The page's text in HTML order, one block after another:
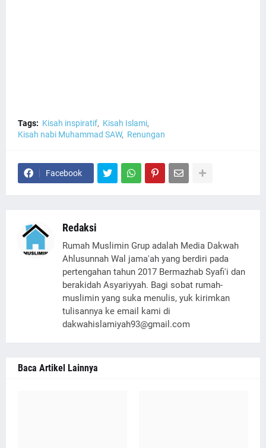
Tags: Kisah inspiratif
Kisah Islami
Kisah nabi Muhammad SAW
Renungan
Facebook
Redaksi
Rumah Muslimin Grup adalah Media Dakwah
Ahlusunnah Wal jama'ah yang berdiri pada
pertengahan tahun 2017 Bermazhab Syafi'i dan
berakidah Asyariyyah. Bagi sobat rumah-
muslimin yang suka menulis, yuk kirimkan
tulisannya ke email kami di
dakwahislamiyah93@gmail.com
Baca Artikel Lainnya